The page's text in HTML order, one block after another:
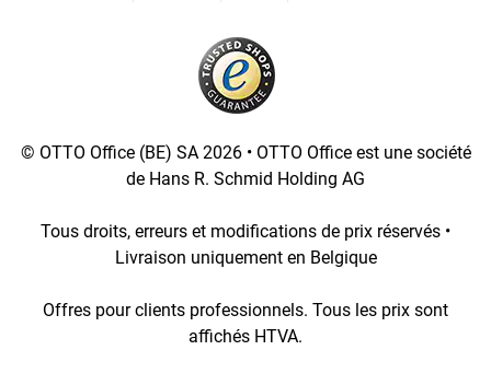
© OTTO Office (BE) SA 2026 • OTTO Office est une société
de Hans R. Schmid Holding AG
Tous droits, erreurs et modifications de prix réservés •
Livraison uniquement en Belgique
Offres pour clients professionnels. Tous les prix sont
affichés HTVA.